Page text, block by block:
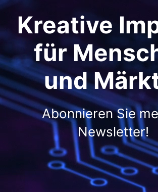
Kreative
für
und
Abonnieren Sie
Newsletter!